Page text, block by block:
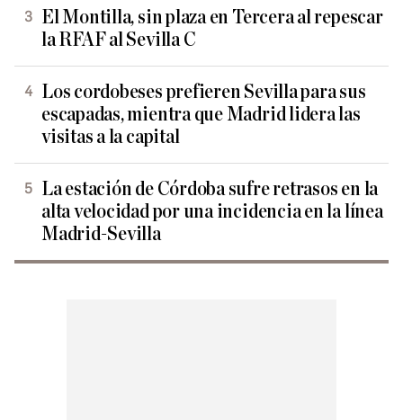
El Montilla, sin plaza en Tercera al repescar
la RFAF al Sevilla C
Los cordobeses prefieren Sevilla para sus
escapadas, mientra que Madrid lidera las
visitas a la capital
La estación de Córdoba sufre retrasos en la
alta velocidad por una incidencia en la línea
Madrid-Sevilla